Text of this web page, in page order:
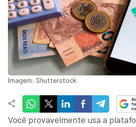
Imagem: Shutterstock
Você provavelmente usa a